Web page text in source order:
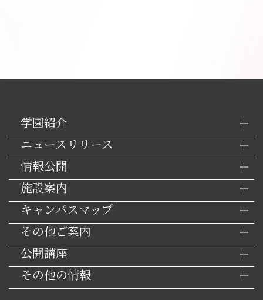
学園紹介
ニュースリリース
情報公開
施設案内
キャンパスマップ
その他ご案内
公開講座
その他の情報